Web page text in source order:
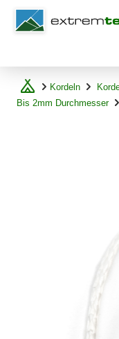
Shopware
Kordeln
Bis 2mm Durchmesser